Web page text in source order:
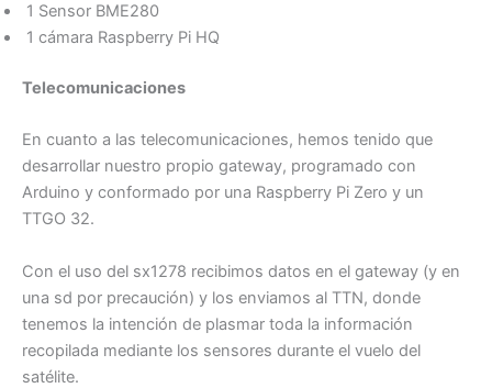
1 Sensor BME280
1 cámara Raspberry Pi HQ
Telecomunicaciones
En cuanto a las telecomunicaciones, hemos tenido que
desarrollar nuestro propio gateway, programado con
Arduino y conformado por una Raspberry Pi Zero y un
TTGO 32.
Con el uso del sx1278 recibimos datos en el gateway (y en
una sd por precaución) y los enviamos al TTN, donde
tenemos la intención de plasmar toda la información
recopilada mediante los sensores durante el vuelo del
satélite.